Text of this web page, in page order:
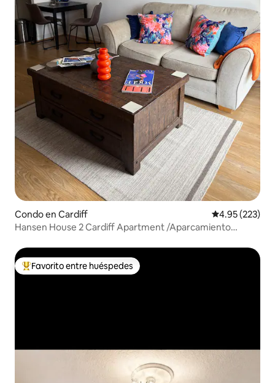
Condo en Cardiff Calificación
4.95 (223)
Hansen House 2 Cardiff Apartment /Aparcamiento
Favorito entre huéspedes preferido
Favorito entre huéspedes